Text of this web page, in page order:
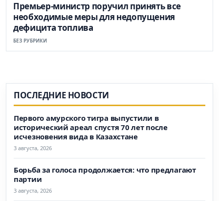
Премьер-министр поручил принять все
необходимые меры для недопущения
дефицита топлива
БЕЗ РУБРИКИ
ПОСЛЕДНИЕ НОВОСТИ
Первого амурского тигра выпустили в
исторический ареал спустя 70 лет после
исчезновения вида в Казахстане
3 августа, 2026
Борьба за голоса продолжается: что предлагают
партии
3 августа, 2026